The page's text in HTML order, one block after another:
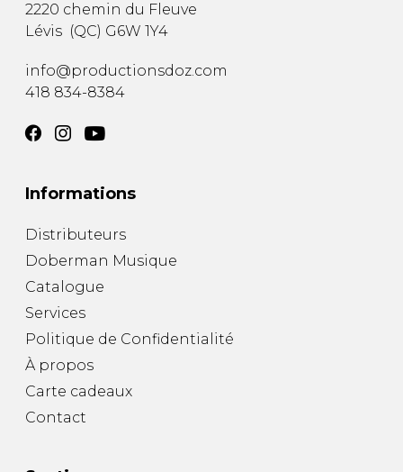
2220 chemin du Fleuve
Lévis (QC) G6W 1Y4
info@productionsdoz.com
418 834-8384
Informations
Distributeurs
Doberman Musique
Catalogue
Services
Politique de Confidentialité
À propos
Carte cadeaux
Contact